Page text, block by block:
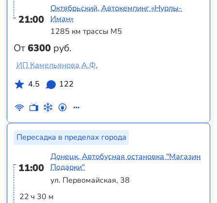
21:00
От6300 руб.
Октябрьский, Автокемпинг «Нурлы-
Иман»
1285 км трассы М5
ИП Камельянова А.Ф.
4.5
122
Пересадка в пределах города
11:00
22 ч 30 м
Донецк, Автобусная остановка "Магазин
Подарки"
ул. Первомайская, 38